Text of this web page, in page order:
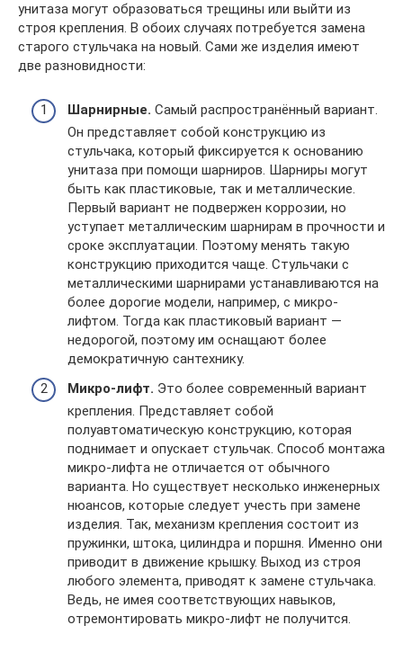
унитаза могут образоваться трещины или выйти из
строя крепления. В обоих случаях потребуется замена
старого стульчака на новый. Сами же изделия имеют
две разновидности:
Шарнирные. Самый распространённый вариант.
Он представляет собой конструкцию из
стульчака, который фиксируется к основанию
унитаза при помощи шарниров. Шарниры могут
быть как пластиковые, так и металлические.
Первый вариант не подвержен коррозии, но
уступает металлическим шарнирам в прочности и
сроке эксплуатации. Поэтому менять такую
конструкцию приходится чаще. Стульчаки с
металлическими шарнирами устанавливаются на
более дорогие модели, например, с микро-
лифтом. Тогда как пластиковый вариант —
недорогой, поэтому им оснащают более
демократичную сантехнику.
Микро-лифт. Это более современный вариант
крепления. Представляет собой
полуавтоматическую конструкцию, которая
поднимает и опускает стульчак. Способ монтажа
микро-лифта не отличается от обычного
варианта. Но существует несколько инженерных
нюансов, которые следует учесть при замене
изделия. Так, механизм крепления состоит из
пружинки, штока, цилиндра и поршня. Именно они
приводит в движение крышку. Выход из строя
любого элемента, приводят к замене стульчака.
Ведь, не имея соответствующих навыков,
отремонтировать микро-лифт не получится.